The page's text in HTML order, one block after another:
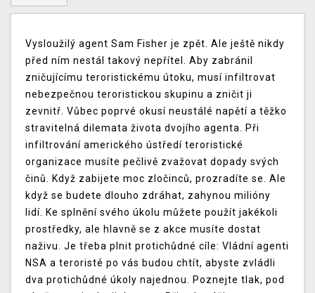
Vysloužilý agent Sam Fisher je zpět. Ale ještě nikdy
před ním nestál takový nepřítel. Aby zabránil
zničujícímu teroristickému útoku, musí infiltrovat
nebezpečnou teroristickou skupinu a zničit ji
zevnitř. Vůbec poprvé okusí neustálé napětí a těžko
stravitelná dilemata života dvojího agenta. Při
infiltrování amerického ústředí teroristické
organizace musíte pečlivě zvažovat dopady svých
činů. Když zabijete moc zločinců, prozradíte se. Ale
když se budete dlouho zdráhat, zahynou milióny
lidí. Ke splnění svého úkolu můžete použít jakékoli
prostředky, ale hlavně se z akce musíte dostat
naživu. Je třeba plnit protichůdné cíle: Vládní agenti
NSA a teroristé po vás budou chtít, abyste zvládli
dva protichůdné úkoly najednou. Poznejte tlak, pod